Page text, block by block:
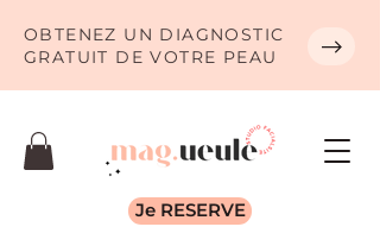
OBTENEZ UN DIAGNOSTIC
GRATUIT DE VOTRE PEAU
Je RESERVE